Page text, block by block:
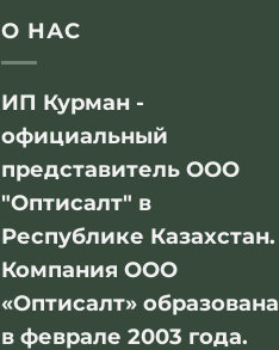
О НАС
ИП Курман -
официальный
представитель ООО
"Оптисалт" в
Республике Казахстан.
Компания ООО
«Оптисалт» образована
в феврале 2003 года.